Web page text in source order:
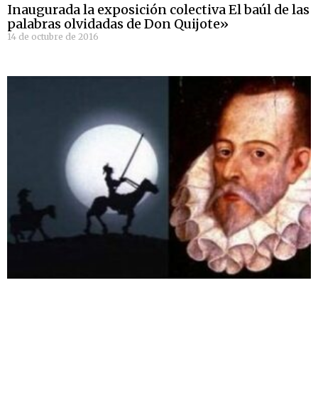
Inaugurada la exposición colectiva El baúl de las
palabras olvidadas de Don Quijote»
14 de octubre de 2016